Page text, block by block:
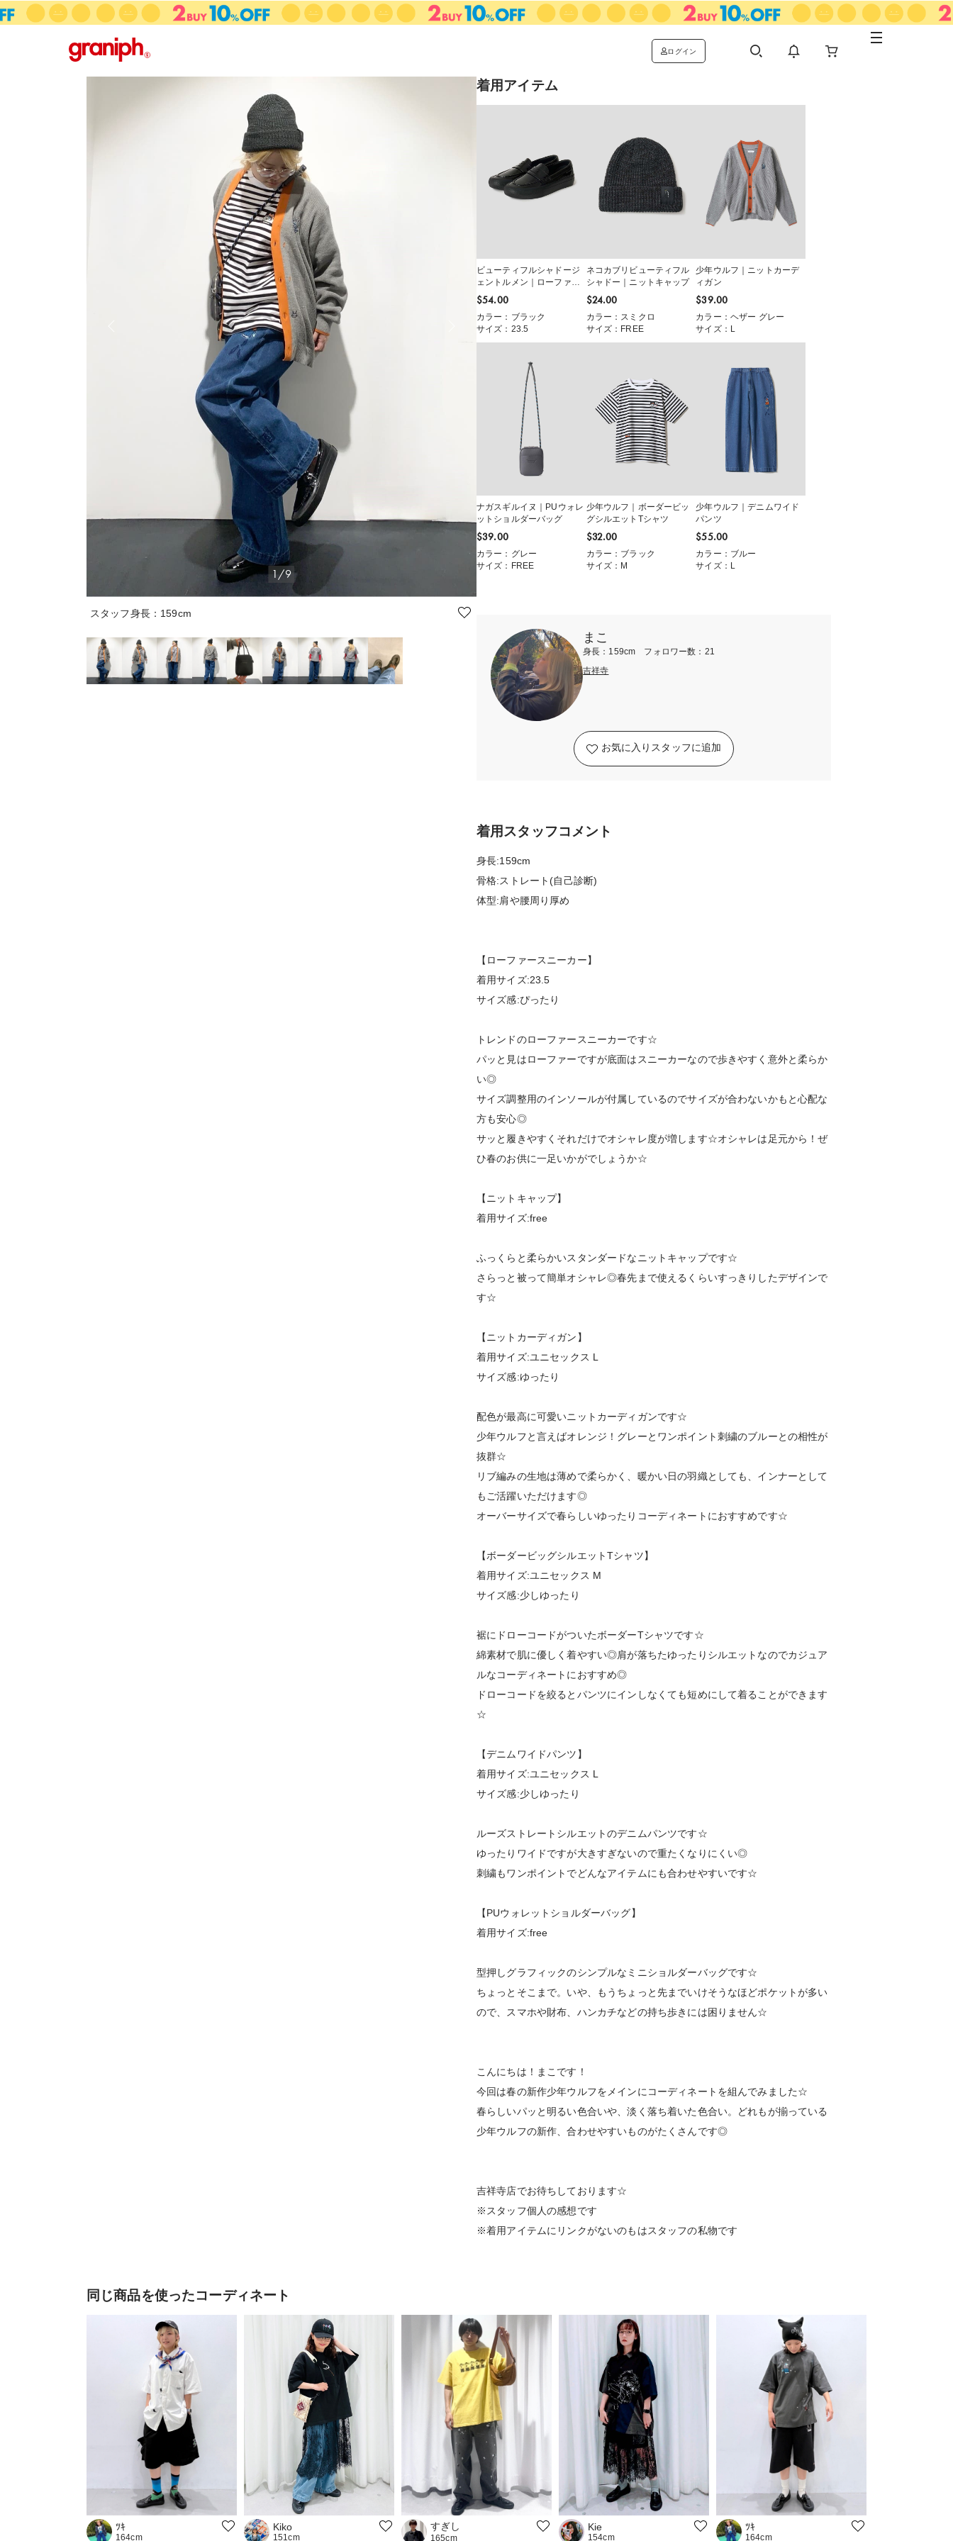
ログイン
1/9
スタッフ身長：159cm
着用アイテム
ビューティフルシャドージ
ェントルメン｜ローファー
スニーカー
$‌54.00
カラー：ブラック
サイズ：23.5
ネコカブリビューティフル
シャドー｜ニットキャップ
$‌24.00
カラー：スミクロ
サイズ：FREE
少年ウルフ｜ニットカーデ
ィガン
$‌39.00
カラー：ヘザー グレー
サイズ：L
ナガスギルイヌ｜PUウォレ
ットショルダーバッグ
$‌39.00
カラー：グレー
サイズ：FREE
少年ウルフ｜ボーダービッ
グシルエットTシャツ
$‌32.00
カラー：ブラック
サイズ：M
少年ウルフ｜デニムワイド
パンツ
$‌55.00
カラー：ブルー
サイズ：L
まこ
身長：159cm フォロワー数：21
吉祥寺
お気に入りスタッフに追加
着用スタッフコメント
身長:159cm
骨格:ストレート(自己診断)
体型:肩や腰周り厚め
【ローファースニーカー】
着用サイズ:23.5
サイズ感:ぴったり
トレンドのローファースニーカーです☆
パッと見はローファーですが底面はスニーカーなので歩きやすく意外と柔らか
い◎
サイズ調整用のインソールが付属しているのでサイズが合わないかもと心配な
方も安心◎
サッと履きやすくそれだけでオシャレ度が増します☆オシャレは足元から！ぜ
ひ春のお供に一足いかがでしょうか☆
【ニットキャップ】
着用サイズ:free
ふっくらと柔らかいスタンダードなニットキャップです☆
さらっと被って簡単オシャレ◎春先まで使えるくらいすっきりしたデザインで
す☆
【ニットカーディガン】
着用サイズ:ユニセックス L
サイズ感:ゆったり
配色が最高に可愛いニットカーディガンです☆
少年ウルフと言えばオレンジ！グレーとワンポイント刺繍のブルーとの相性が
抜群☆
リブ編みの生地は薄めで柔らかく、暖かい日の羽織としても、インナーとして
もご活躍いただけます◎
オーバーサイズで春らしいゆったりコーディネートにおすすめです☆
【ボーダービッグシルエットTシャツ】
着用サイズ:ユニセックス M
サイズ感:少しゆったり
裾にドローコードがついたボーダーTシャツです☆
綿素材で肌に優しく着やすい◎肩が落ちたゆったりシルエットなのでカジュア
ルなコーディネートにおすすめ◎
ドローコードを絞るとパンツにインしなくても短めにして着ることができます
☆
【デニムワイドパンツ】
着用サイズ:ユニセックス L
サイズ感:少しゆったり
ルーズストレートシルエットのデニムパンツです☆
ゆったりワイドですが大きすぎないので重たくなりにくい◎
刺繍もワンポイントでどんなアイテムにも合わせやすいです☆
【PUウォレットショルダーバッグ】
着用サイズ:free
型押しグラフィックのシンプルなミニショルダーバッグです☆
ちょっとそこまで。いや、もうちょっと先までいけそうなほどポケットが多い
ので、スマホや財布、ハンカチなどの持ち歩きには困りません☆
こんにちは！まこです！
今回は春の新作少年ウルフをメインにコーディネートを組んでみました☆
春らしいパッと明るい色合いや、淡く落ち着いた色合い。どれもが揃っている
少年ウルフの新作、合わせやすいものがたくさんです◎
吉祥寺店でお待ちしております☆
※スタッフ個人の感想です
※着用アイテムにリンクがないのもはスタッフの私物です
同じ商品を使ったコーディネート
ﾂｷ
164cm
Kiko
151cm
すぎし
165cm
Kie
154cm
ﾂｷ
164cm